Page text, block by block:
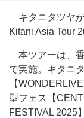
キタニタツヤ
Kitani Asia Tour
本ツアーは、
で実施。キタニ
【
型フェス【
FESTIVAL 2025